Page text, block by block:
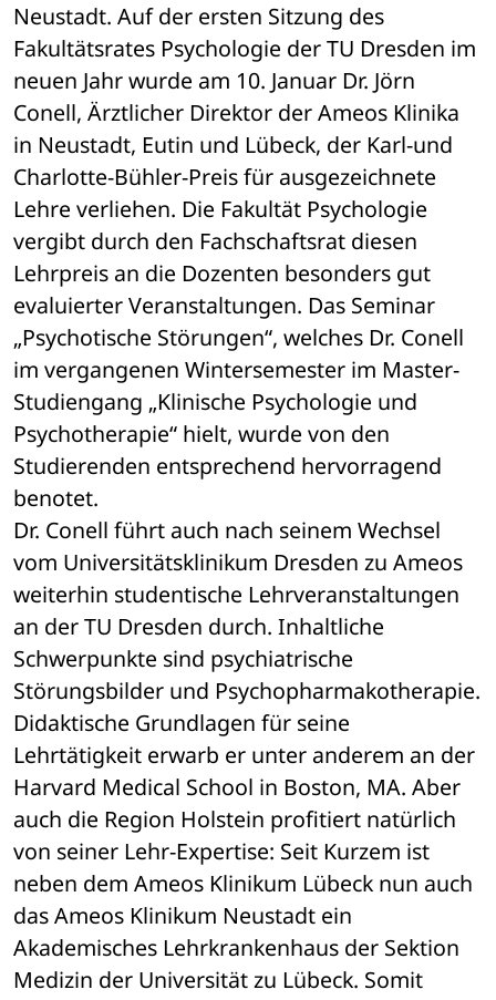
Neustadt. Auf der ersten Sitzung des
Fakultätsrates Psychologie der TU Dresden im
neuen Jahr wurde am 10. Januar Dr. Jörn
Conell, Ärztlicher Direktor der Ameos Klinika
in Neustadt, Eutin und Lübeck, der Karl-und
Charlotte-Bühler-Preis für ausgezeichnete
Lehre verliehen. Die Fakultät Psychologie
vergibt durch den Fachschaftsrat diesen
Lehrpreis an die Dozenten besonders gut
evaluierter Veranstaltungen. Das Seminar
„Psychotische Störungen“, welches Dr. Conell
im vergangenen Wintersemester im Master-
Studiengang „Klinische Psychologie und
Psychotherapie“ hielt, wurde von den
Studierenden entsprechend hervorragend
benotet.
Dr. Conell führt auch nach seinem Wechsel
vom Universitätsklinikum Dresden zu Ameos
weiterhin studentische Lehrveranstaltungen
an der TU Dresden durch. Inhaltliche
Schwerpunkte sind psychiatrische
Störungsbilder und Psychopharmakotherapie.
Didaktische Grundlagen für seine
Lehrtätigkeit erwarb er unter anderem an der
Harvard Medical School in Boston, MA. Aber
auch die Region Holstein profitiert natürlich
von seiner Lehr-Expertise: Seit Kurzem ist
neben dem Ameos Klinikum Lübeck nun auch
das Ameos Klinikum Neustadt ein
Akademisches Lehrkrankenhaus der Sektion
Medizin der Universität zu Lübeck. Somit